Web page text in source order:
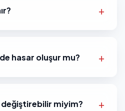
hasar oluşur mu?
değiştirebilir miyim?